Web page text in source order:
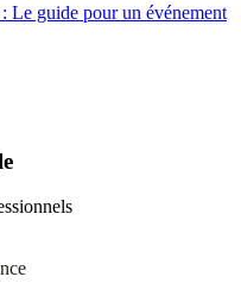
Le guide pour un événement